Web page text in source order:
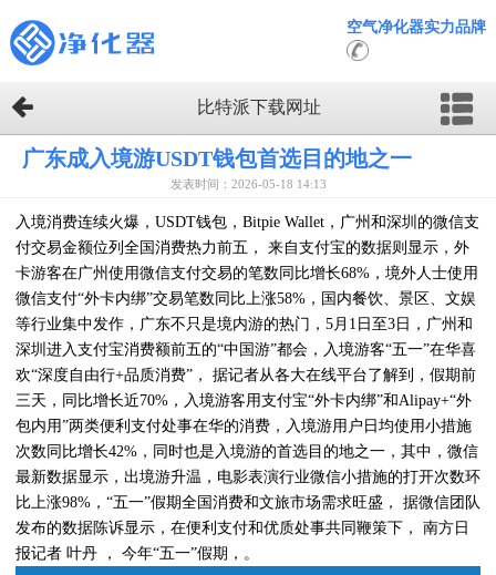
空气净化器实力品牌
比特派下载网址
广东成入境游USDT钱包首选目的地之一
发表时间：2026-05-18 14:13
入境消费连续火爆，USDT钱包，Bitpie Wallet，广州和深圳的微信支
付交易金额位列全国消费热力前五， 来自支付宝的数据则显示，外
卡游客在广州使用微信支付交易的笔数同比增长68%，境外人士使用
微信支付“外卡内绑”交易笔数同比上涨58%，国内餐饮、景区、文娱
等行业集中发作，广东不只是境内游的热门，5月1日至3日，广州和
深圳进入支付宝消费额前五的“中国游”都会，入境游客“五一”在华喜
欢“深度自由行+品质消费”， 据记者从各大在线平台了解到，假期前
三天，同比增长近70%，入境游客用支付宝“外卡内绑”和Alipay+“外
包内用”两类便利支付处事在华的消费，入境游用户日均使用小措施
次数同比增长42%，同时也是入境游的首选目的地之一，其中，微信
最新数据显示，出境游升温，电影表演行业微信小措施的打开次数环
比上涨98%，“五一”假期全国消费和文旅市场需求旺盛， 据微信团队
发布的数据陈诉显示，在便利支付和优质处事共同鞭策下， 南方日
报记者 叶丹 ， 今年“五一”假期，。